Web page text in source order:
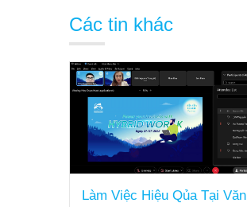
Các tin khác
Làm Việc Hiệu Qủa Tại Văn